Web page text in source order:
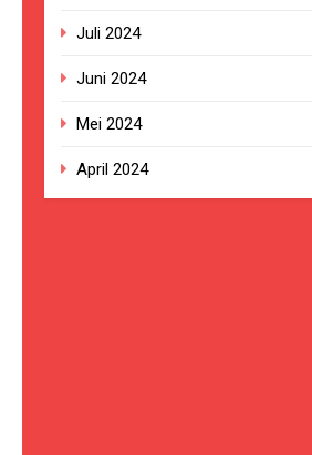
Juli 2024
Juni 2024
Mei 2024
April 2024